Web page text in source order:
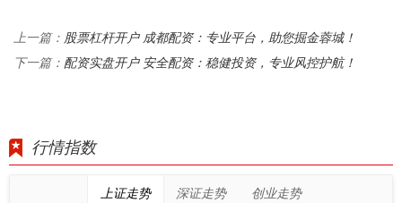
上一篇： 股票杠杆开户 成都配资：专业平台，助您掘金蓉城！
下一篇： 配资实盘开户 安全配资：稳健投资，专业风控护航！
行情指数
上证走势 深证走势 创业走势